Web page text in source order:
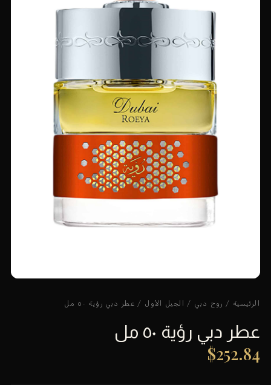
الرئيسية / روح دبي / الجيل الأول / عطر دبي رؤية ٥٠ مل
عطر دبي رؤية ٥٠ مل
$252.84